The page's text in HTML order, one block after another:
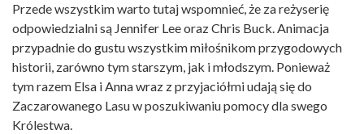
Przede wszystkim warto tutaj wspomnieć, że za reżyserię
odpowiedzialni są Jennifer Lee oraz Chris Buck. Animacja
przypadnie do gustu wszystkim miłośnikom przygodowych
historii, zarówno tym starszym, jak i młodszym. Ponieważ
tym razem Elsa i Anna wraz z przyjaciółmi udają się do
Zaczarowanego Lasu w poszukiwaniu pomocy dla swego
Królestwa.